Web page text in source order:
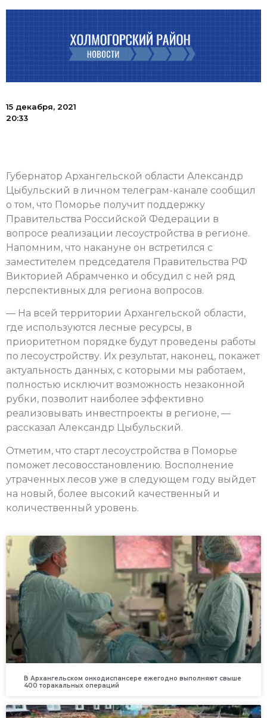
15 декабря, 2021
20:33
Губернатор Архангельской области Александр
Цыбульский в личном телеграм-канале сообщил
о том, что Поморье получит поддержку
Правительства Российской Федерации в
вопросе реализации лесоустройства в регионе.
Напомним, что накануне он встретился с
заместителем председателя Правительства РФ
Викторией Абрамченко и обсудил с ней ряд
перспективных для региона вопросов.
— На всей территории Архангельской области,
где используются лесные ресурсы, в
приоритетном порядке будут проведены работы
по лесоустройству. Их результат, наконец, покажет
актуальность данных, с которыми мы работаем,
полностью исключит возможность незаконной
рубки, позволит наиболее эффективно
реализовывать инвестпроекты в регионе, —
рассказал Александр Цыбульский.
Отметим, что старт лесоустройства в Поморье
поможет лесовосстановлению. Восполнение
утраченных лесов уже в следующем году выйдет
на новый, более высокий качественный и
количественный уровень.
В Архангельском онкодиспансере ежегодно выполняют свыше
400 торакальных операций